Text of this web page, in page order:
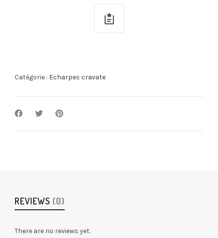
Catégorie : Echarpes cravate
REVIEWS (0)
There are no reviews yet.